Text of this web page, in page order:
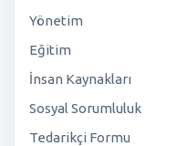
Yönetim
Eğitim
İnsan Kaynakları
Sosyal Sorumluluk
Tedarikçi Formu